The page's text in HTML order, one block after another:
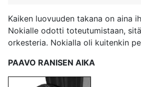
Kaiken luovuuden takana on aina
Nokialle odotti toteutumistaan,
orkesteria. Nokialla oli kuitenkin
PAAVO RANISEN AIKA